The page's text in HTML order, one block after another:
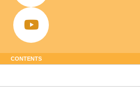
CONTENTS